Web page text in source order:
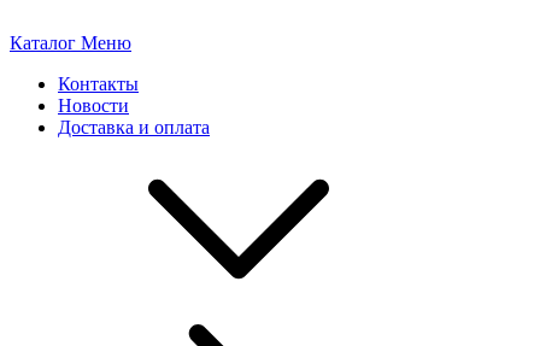
Каталог Меню
Контакты
Новости
Доставка и оплата